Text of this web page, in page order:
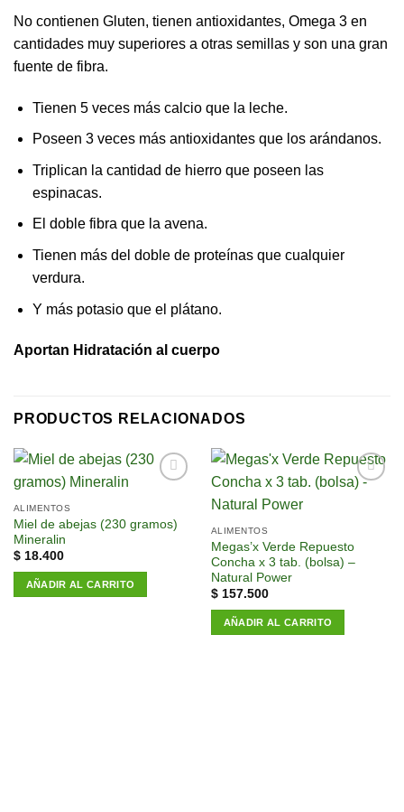
No contienen Gluten, tienen antioxidantes, Omega 3 en
cantidades muy superiores a otras semillas y son una gran
fuente de fibra.
Tienen 5 veces más calcio que la leche.
Poseen 3 veces más antioxidantes que los arándanos.
Triplican la cantidad de hierro que poseen las
espinacas.
El doble fibra que la avena.
Tienen más del doble de proteínas que cualquier
verdura.
Y más potasio que el plátano.
Aportan Hidratación al cuerpo
PRODUCTOS RELACIONADOS
lista de
deseos
ALIMENTOS
Miel de abejas (230 gramos)
Mineralin
$18.400
AÑADIR AL CARRITO
ALIMENTOS
Megas’x Verde Repuesto
Concha x 3 tab. (bolsa) –
Natural Power
$157.500
AÑADIR AL CARRITO